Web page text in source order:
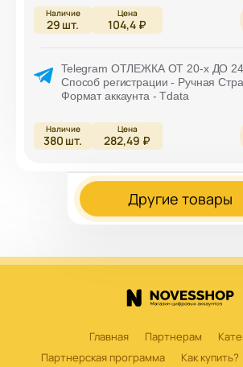
29 шт. 104,4 ₽
Telegram ОТЛЕЖКА ОТ 20-х ДО
Способ регистрации - Ручная
Формат аккаунта - Tdata
380 шт. 282,49 ₽
Другие товары
Главная Партнерам
Партнерская программа
Как купить?